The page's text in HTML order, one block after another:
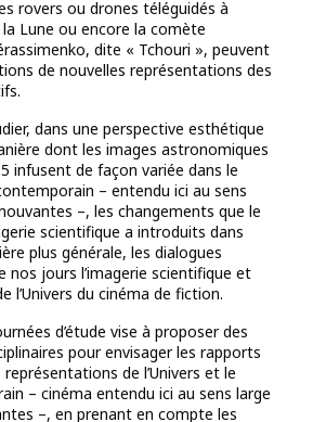
rovers ou drones téléguidés à
Lune ou encore la comète
dite « Tchouri », peuvent
de nouvelles représentations des
dans une perspective esthétique
dont les images astronomiques
infusent de façon variée dans le
– entendu ici au sens
–, les changements que le
scientifique a introduits dans
plus générale, les dialogues
nos jours l’imagerie scientifique et
l’Univers du cinéma de fiction.
d’étude vise à proposer des
pour envisager les rapports
de l’Univers et le
– cinéma entendu ici au sens large
–, en prenant en compte les